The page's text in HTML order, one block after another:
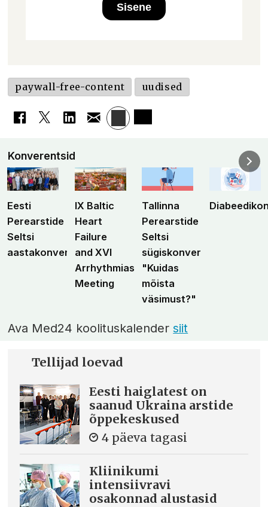
Sisene
paywall-free-content uudised
Konverentsid
Eesti
Perearstide
Seltsi
aastakonverents
IX Baltic
Heart
Failure
and XVI
Arrhythmias
Meeting
Tallinna
Perearstide
Seltsi
sügiskonverents
"Kuidas
mõista
väsimust?"
Ava Med24 koolituskalendersiit
Tellijad loevad
Eesti haiglatest on
saanud Ukraina arstide
õppekeskused
4 päeva tagasi
Kliinikumi
intensiivravi
osakonnad alustasid